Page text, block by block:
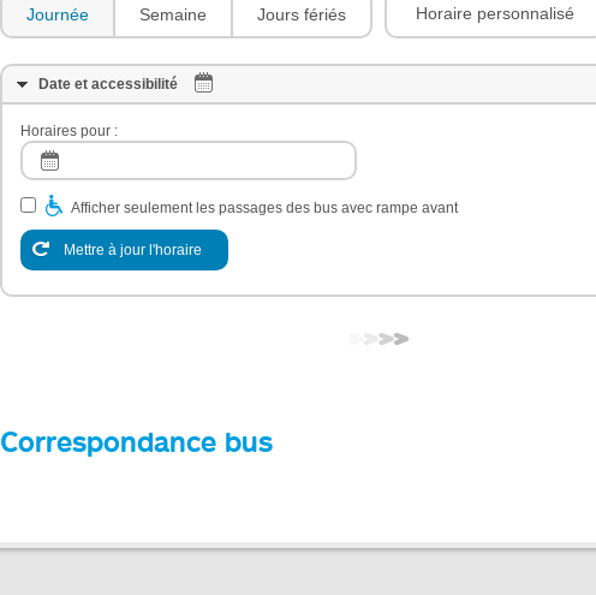
Journée Semaine Jours fériés Horaire personnalisé
Date et accessibilité
Horaires pour :
Afficher seulement les passages des bus avec rampe avant
Mettre à jour l'horaire
Correspondance bus